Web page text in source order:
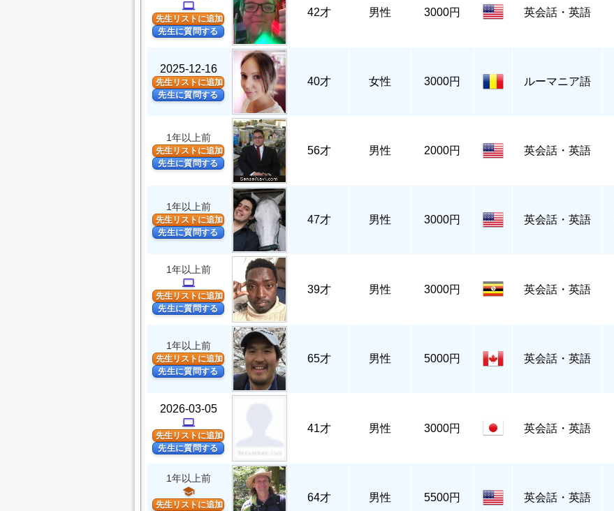
computer
先生リストに追加
先生に質問する
42才 男性 3000円 英会話・英語
2025-12-16
先生リストに追加
先生に質問する
40才 女性 3000円 ルーマニア語
1年以上前
先生リストに追加
先生に質問する
56才 男性 2000円 英会話・英語
1年以上前
先生リストに追加
先生に質問する
47才 男性 3000円 英会話・英語
1年以上前
computer
先生リストに追加
先生に質問する
39才 男性 3000円 英会話・英語
1年以上前
先生リストに追加
先生に質問する
65才 男性 5000円 英会話・英語
2026-03-05
computer
先生リストに追加
先生に質問する
41才 男性 3000円 英会話・英語
1年以上前
school
先生リストに追加
64才 男性 5500円 英会話・英語